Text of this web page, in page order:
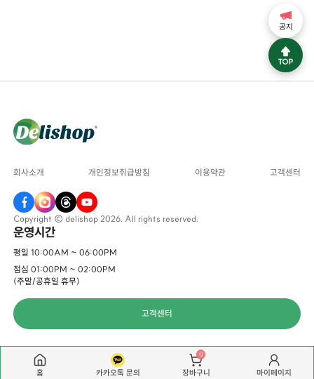
회사소개 개인정보취급방침 이용약관 고객센터
Copyright © delishop 2026. All rights reserved.
운영시간
평일 10:00AM ~ 06:00PM
점심 01:00PM ~ 02:00PM
(주말/공휴일 휴무)
고객센터
공지
홈 카카오톡 문의
0
장바구니 마이페이지